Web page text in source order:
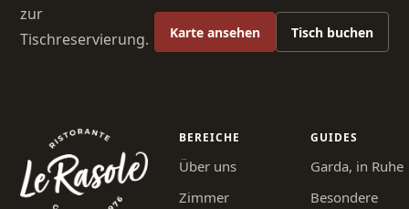
zur
Tischreservierung.
Karte ansehen Tisch buchen
BEREICHE
Über uns
Zimmer
GUIDES
Garda, in Ruhe
Besondere